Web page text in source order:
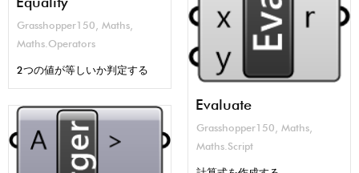
Grasshopper150 Maths
Maths.Operators
2つの値が等しいか判定する
Evaluate
Grasshopper150 , Maths,
Maths.Script